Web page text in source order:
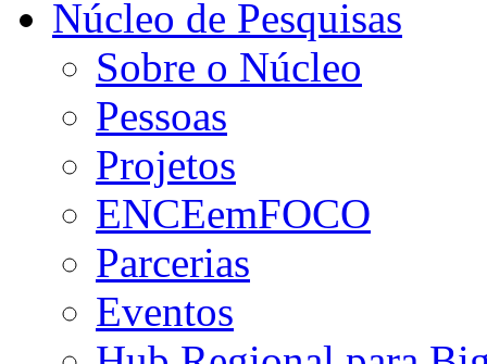
Núcleo de Pesquisas
Sobre o Núcleo
Pessoas
Projetos
ENCEemFOCO
Parcerias
Eventos